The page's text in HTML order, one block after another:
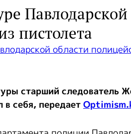
пистолета
старший следователь
в себя, передает